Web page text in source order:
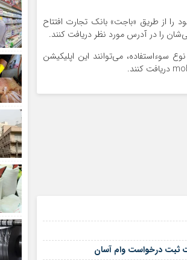
از طریق «باجت» بانک تجارت افتتاح
را در آدرس مورد نظر دریافت کنند.
سوءاستفاده، می‌توانند این اپلیکیشن
ثبت درخواست وام آسان